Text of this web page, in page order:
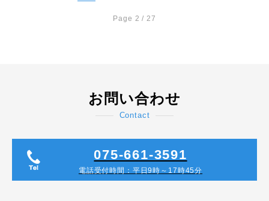
Page 2 / 27
お問い合わせ
Contact
075-661-3591
電話受付時間：平日9時～17時45分